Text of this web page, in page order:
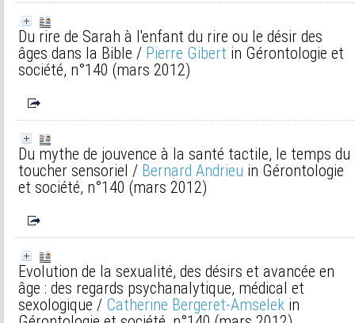
Du rire de Sarah à l'enfant du rire ou le désir des
âges dans la Bible / Pierre Gibert in Gérontologie et
société, n°140 (mars 2012)
Du mythe de jouvence à la santé tactile, le temps du
toucher sensoriel / Bernard Andrieu in Gérontologie
et société, n°140 (mars 2012)
Evolution de la sexualité, des désirs et avancée en
âge : des regards psychanalytique, médical et
sexologique / Catherine Bergeret-Amselek in